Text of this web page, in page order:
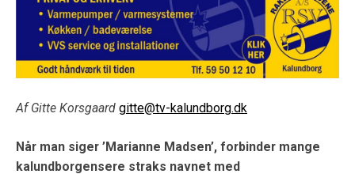
Af Gitte Korsgaard gitte@tv-kalundborg.dk
Når man siger ’Marianne Madsen’, forbinder mange
kalundborgensere straks navnet med